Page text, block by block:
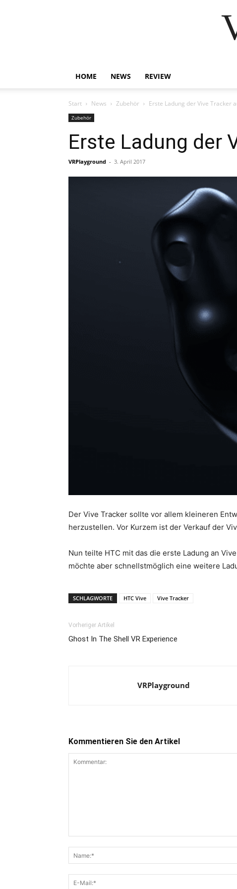
HOME NEWS REVIEW
Start News Zubehör Erste Ladung der Vive Tracker
Zubehör
Erste Ladung der
VRPlayground - 3. April 2017
Der Vive Tracker sollte vor allem kleineren
herzustellen. Vor Kurzem ist der Verkauf der
Nun teilte HTC mit das die erste Ladung an
möchte aber schnellstmöglich eine weitere
SCHLAGWORTE HTC Vive Vive Tracker
Vorheriger Artikel
Ghost In The Shell VR Experience
VRPlayground
Kommentieren Sie den Artikel